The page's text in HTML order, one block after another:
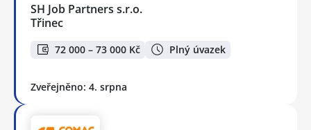
SH Job Partners s.r.o.
Třinec
72 000 – 73 000 Kč Plný úvazek
Zveřejněno: 4. srpna